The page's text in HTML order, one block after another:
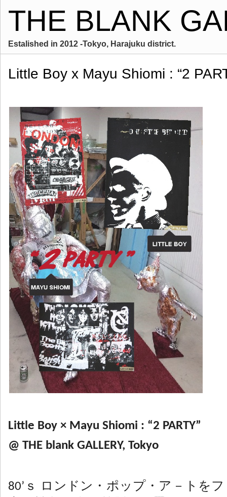
THE BLANK
Estalished in 2012 -Tokyo, Harajuku district.
Little Boy x Mayu Shiomi : “2
Little Boy × Mayu Shiomi : “2 PARTY”
@ THE blank GALLERY, Tokyo
80’ｓ ロンドン・ポップ・ア－トを